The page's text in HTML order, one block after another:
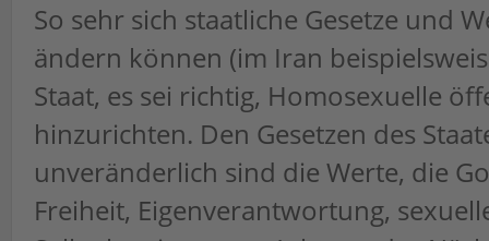
So sehr sich staatliche Gesetze und
ändern können (im Iran
Staat, es sei richtig, Homosexuelle
hinzurichten. Den Gesetzen des
unveränderlich sind die Werte, die
Freiheit, Eigenverantwortung,